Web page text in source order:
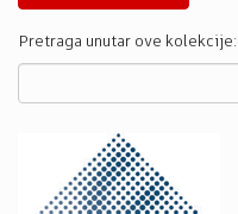
Pretraga unutar ove kolekcije: